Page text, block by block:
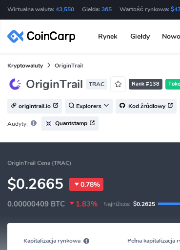
Wirtualna waluta: 43,550 Giełda: 365 Wartość rynkowa:
Rynek Giełdy
Kryptowaluty OriginTrail
OriginTrail TRAC Rank #138
origintrail.io Explorers Kod źródłowy
Audyty: Quantstamp
OriginTrail Cena (TRAC)
$0.2665 0.78%
0.00000409 BTC 1.83% Najniższa: $0.2625
Kapitalizacja rynkowa Pełna kapitalizacja